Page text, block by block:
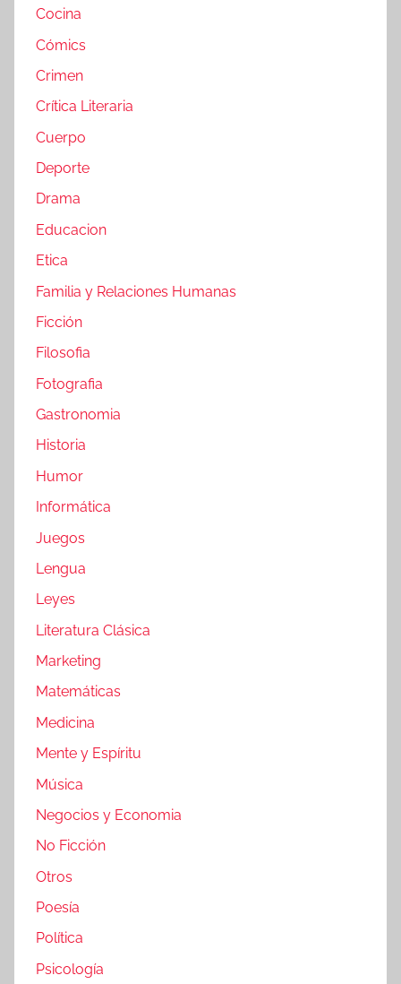
Cocina
Cómics
Crimen
Crítica Literaria
Cuerpo
Deporte
Drama
Educacion
Etica
Familia y Relaciones Humanas
Ficción
Filosofia
Fotografia
Gastronomia
Historia
Humor
Informática
Juegos
Lengua
Leyes
Literatura Clásica
Marketing
Matemáticas
Medicina
Mente y Espíritu
Música
Negocios y Economia
No Ficción
Otros
Poesía
Política
Psicología